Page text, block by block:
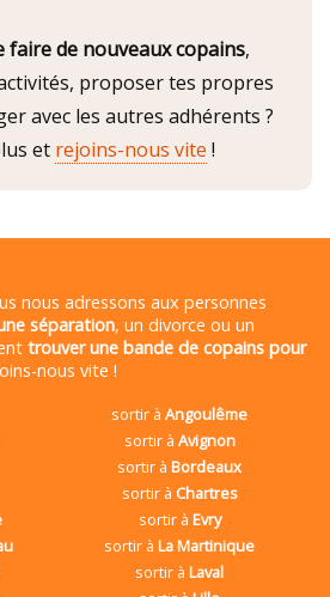
faire de nouveaux copains,
proposer tes propres
avec les autres adhérents ?
et rejoins-nous vite !
nous adressons aux personnes
séparation, un divorce ou un
trouver une bande de copains pour
nous vite !
sortir àAngoulême
sortir à Avignon
sortir àBordeaux
sortir à Chartres
sortir à Evry
sortir àLa Martinique
sortir àLaval